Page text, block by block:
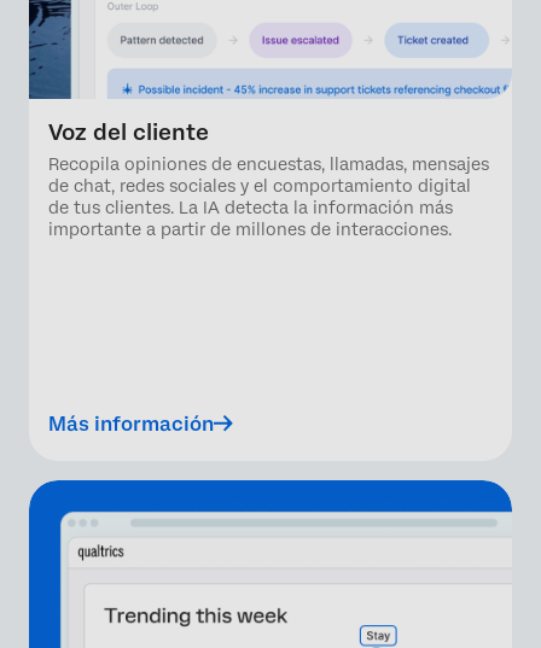
Voz del cliente
Recopila opiniones de encuestas, llamadas, mensajes
de chat, redes sociales y el comportamiento digital
de tus clientes. La IA detecta la información más
importante a partir de millones de interacciones.
Más información